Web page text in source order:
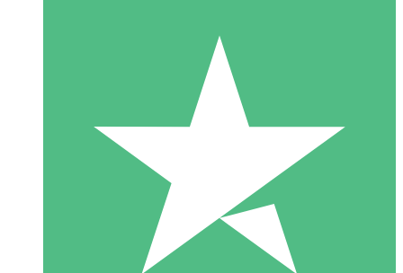
Individuelle Credit-Pakete
Zahlen Sie nach Bedarf mit Download-Credits. Keine
monatliche Verpflichtung erforderlich.
10 00